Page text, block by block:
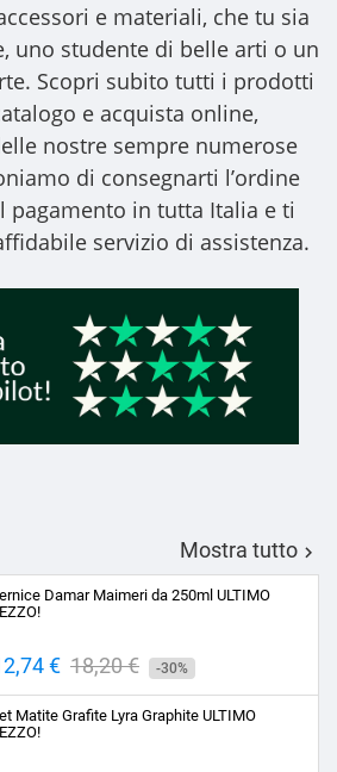
e materiali, che tu sia
uno studente di belle arti o un
Scopri subito tutti i prodotti
e acquista online,
nostre sempre numerose
di consegnarti l’ordine
pagamento in tutta Italia e ti
servizio di assistenza.
Mostra tutto 
Damar Maimeri da 250ml ULTIMO
€ Prezzo
base
18,20 € -30%
Matite Grafite Lyra Graphite ULTIMO